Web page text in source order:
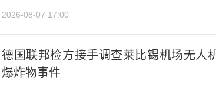
2026-08-07 17:00
德国联邦检方接手调查莱比锡机场无人
爆炸物事件